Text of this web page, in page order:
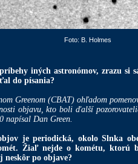
Foto: B. Holmes
iných astronómov, zrazu si
do písania?
Greenom (CBAT) ohľadom
objavu, kto boli ďalší
napísal Dan Green.
je periodická, okolo Slnka
Žiaľ nejde o kométu, ktorú
neskôr po objave?